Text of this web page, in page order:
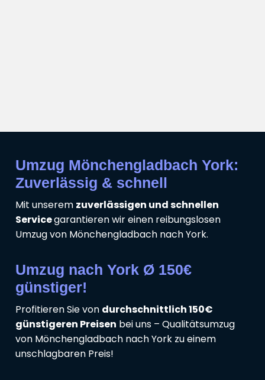
Umzug Mönchengladbach York:
Zuverlässig & schnell
Mit unserem zuverlässigen und schnellen
Servicegarantieren wir einen reibungslosen
Umzug von Mönchengladbach nach York.
Umzug nach York Ø 150€
günstiger!
Profitieren Sie von durchschnittlich 150€
günstigeren Preisen bei uns – Qualitätsumzug
von Mönchengladbach nach York zu einem
unschlagbaren Preis!